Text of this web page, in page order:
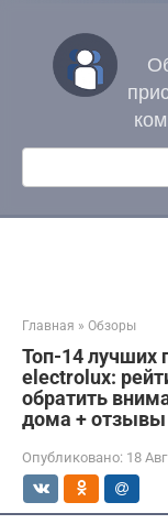
контенту
Поиск:
Главная » Обзоры
Топ-14
electrolux:
обратить
дома + отзывы
Опубликовано: 18